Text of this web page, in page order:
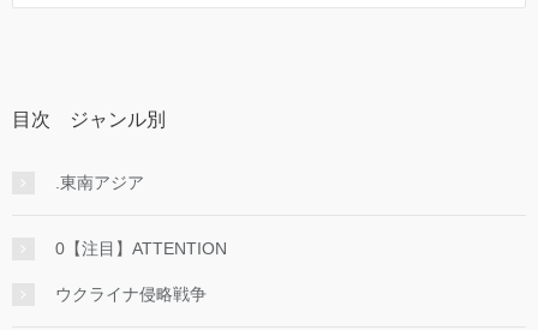
目次 ジャンル別
.東南アジア
0【注目】ATTENTION
ウクライナ侵略戦争